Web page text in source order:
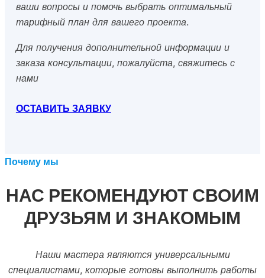
ваши вопросы и помочь выбрать оптимальный
тарифный план для вашего проекта.
Для получения дополнительной информации и
заказа консультации, пожалуйста, свяжитесь с
нами
ОСТАВИТЬ ЗАЯВКУ
Почему мы
НАС РЕКОМЕНДУЮТ СВОИМ
ДРУЗЬЯМ И ЗНАКОМЫМ
Наши мастера являются универсальными
специалистами, которые готовы выполнить работы